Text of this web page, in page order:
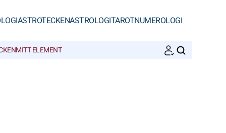
ASTROTECKENASTROLOGITAROTNUMEROLOGI
MITT ELEMENT